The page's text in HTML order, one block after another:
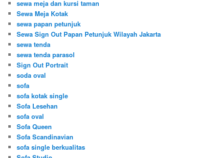
sewa meja dan kursi taman
Sewa Meja Kotak
sewa papan petunjuk
Sewa Sign Out Papan Petunjuk Wilayah Jakarta
sewa tenda
sewa tenda parasol
Sign Out Portrait
soda oval
sofa
sofa kotak single
Sofa Lesehan
sofa oval
Sofa Queen
Sofa Scandinavian
sofa single berkualitas